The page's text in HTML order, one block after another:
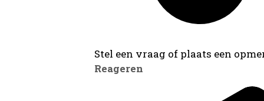
Stel een vraag of plaats een
Reageren